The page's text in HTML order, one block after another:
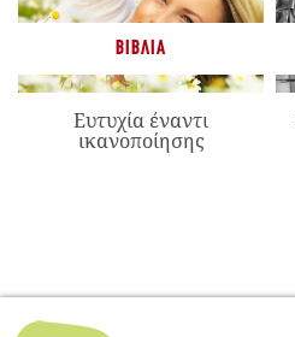
ΒΙΒΛΊΑ
Ευτυχία έναντι
ικανοποίησης